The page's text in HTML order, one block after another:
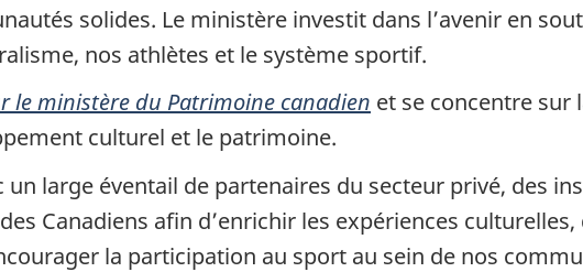
solides. Le ministère investit dans l’avenir en
nos athlètes et le système sportif.
le ministère du Patrimoine canadien et se concentre sur
culturel et le patrimoine.
large éventail de partenaires du secteur privé, des
Canadiens afin d’enrichir les expériences
la participation au sport au sein de nos